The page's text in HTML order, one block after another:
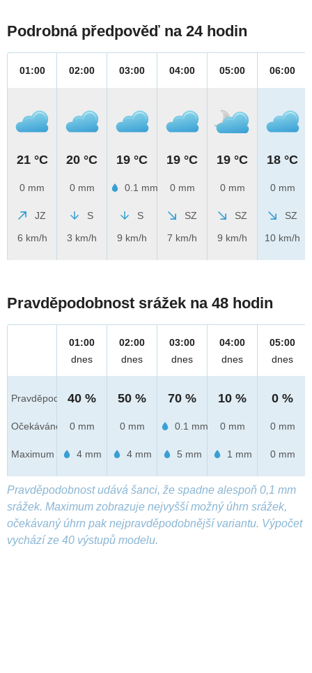
Podrobná předpověď na 24 hodin
01:00
21 °C
0 mm
JZ
6 km/h
02:00
20 °C
0 mm
S
3 km/h
03:00
19 °C
0.1 mm
S
9 km/h
04:00
19 °C
0 mm
SZ
7 km/h
05:00
19 °C
0 mm
SZ
9 km/h
06:00
18 °C
0 mm
SZ
10 km/h
Pravděpodobnost srážek na 48 hodin
Pravděpod.
Očekáváno
Maximum
01:00
dnes
40 %
0 mm
4 mm
02:00
dnes
50 %
0 mm
4 mm
03:00
dnes
70 %
0.1 mm
5 mm
04:00
dnes
10 %
0 mm
1 mm
05:00
dnes
0 %
0 mm
0 mm
Pravděpodobnost udává šanci, že spadne alespoň 0,1 mm
srážek. Maximum zobrazuje nejvyšší možný úhrn srážek,
očekávaný úhrn pak nejpravděpodobnější variantu. Výpočet
vychází ze 40 výstupů modelu.